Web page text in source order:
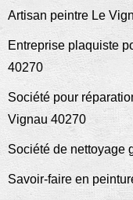
Artisan peintre Le
Entreprise plaquiste
40270
Société pour
Vignau 40270
Société de nettoyage
Savoir-faire en